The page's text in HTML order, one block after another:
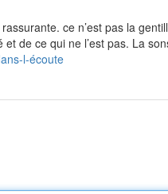
ce n’est pas la
de ce qui ne l’est pas. La
l-écoute